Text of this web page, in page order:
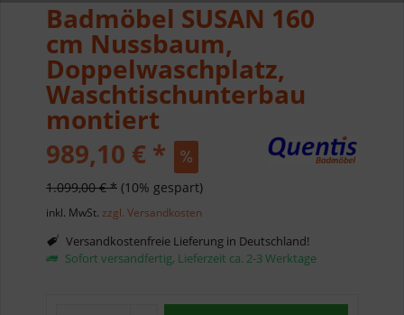
Badmöbel SUSAN 160
cm Nussbaum,
Doppelwaschplatz,
Waschtischunterbau
montiert
989,10 € *
1.099,00 € * (10% gespart)
inkl. MwSt. zzgl. Versandkosten
Versandkostenfreie Lieferung in Deutschland!
Sofort versandfertig, Lieferzeit ca. 2-3 Werktage